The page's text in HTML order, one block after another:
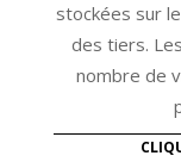
stockées sur
des tiers.
nombre de